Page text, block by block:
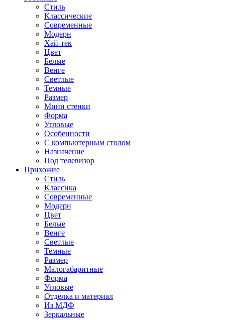
Стиль
Классические
Современные
Модерн
Хай-тек
Цвет
Белые
Венге
Светлые
Темные
Размер
Мини стенки
Форма
Угловые
Особенности
С компьютерным столом
Назначение
Под телевизор
Прихожие
Стиль
Классика
Современные
Модерн
Цвет
Белые
Венге
Светлые
Темные
Размер
Малогабаритные
Форма
Угловые
Отделка и материал
Из МДФ
Зеркальные